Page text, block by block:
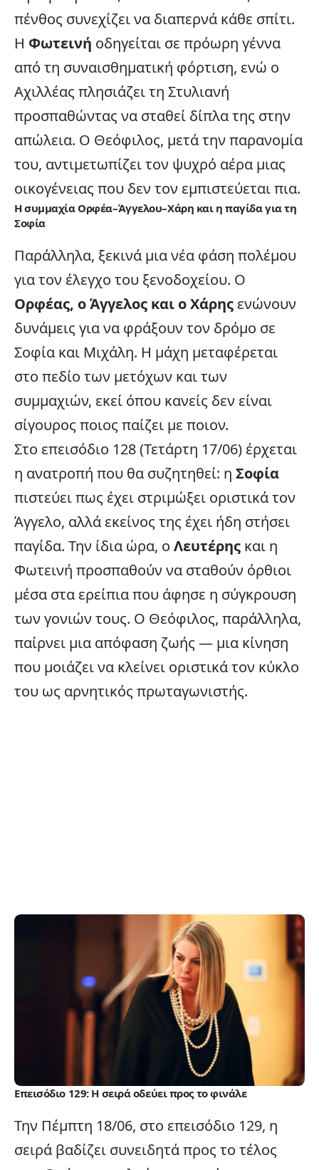
πένθος συνεχίζει να διαπερνά κάθε σπίτι.
Η Φωτεινή οδηγείται σε πρόωρη γέννα
από τη συναισθηματική φόρτιση, ενώ ο
Αχιλλέας πλησιάζει τη Στυλιανή
προσπαθώντας να σταθεί δίπλα της στην
απώλεια. Ο Θεόφιλος, μετά την παρανομία
του, αντιμετωπίζει τον ψυχρό αέρα μιας
οικογένειας που δεν τον εμπιστεύεται πια.
Η συμμαχία Ορφέα–Άγγελου–Χάρη και η παγίδα για τη
Σοφία
Παράλληλα, ξεκινά μια νέα φάση πολέμου
για τον έλεγχο του ξενοδοχείου. Ο
Ορφέας, ο Άγγελος και ο Χάρης ενώνουν
δυνάμεις για να φράξουν τον δρόμο σε
Σοφία και Μιχάλη. Η μάχη μεταφέρεται
στο πεδίο των μετόχων και των
συμμαχιών, εκεί όπου κανείς δεν είναι
σίγουρος ποιος παίζει με ποιον.
Στο επεισόδιο 128 (Τετάρτη 17/06) έρχεται
η ανατροπή που θα συζητηθεί: η Σοφία
πιστεύει πως έχει στριμώξει οριστικά τον
Άγγελο, αλλά εκείνος της έχει ήδη στήσει
παγίδα. Την ίδια ώρα, ο Λευτέρης και η
Φωτεινή προσπαθούν να σταθούν όρθιοι
μέσα στα ερείπια που άφησε η σύγκρουση
των γονιών τους. Ο Θεόφιλος, παράλληλα,
παίρνει μια απόφαση ζωής — μια κίνηση
που μοιάζει να κλείνει οριστικά τον κύκλο
του ως αρνητικός πρωταγωνιστής.
Επεισόδιο 129: Η σειρά οδεύει προς το φινάλε
Την Πέμπτη 18/06, στο επεισόδιο 129, η
σειρά βαδίζει συνειδητά προς το τέλος